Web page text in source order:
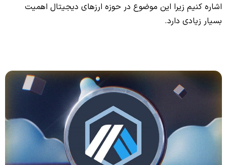
اشاره کنیم زیرا این موضوع در حوزه ارزهای دیجیتال اهمیت
بسیار زیادی دارد.